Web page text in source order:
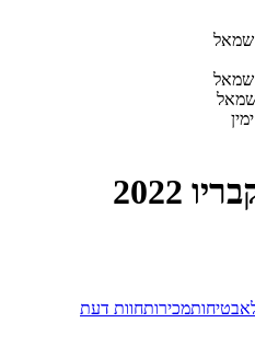
2022
בטיחותמכירותחוות דעת